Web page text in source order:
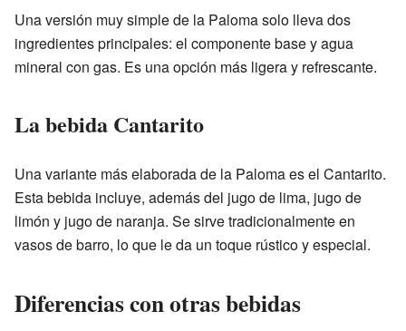
Una versión muy simple de la Paloma solo lleva dos
ingredientes principales: el componente base y agua
mineral con gas. Es una opción más ligera y refrescante.
La bebida Cantarito
Una variante más elaborada de la Paloma es el Cantarito.
Esta bebida incluye, además del jugo de lima, jugo de
limón y jugo de naranja. Se sirve tradicionalmente en
vasos de barro, lo que le da un toque rústico y especial.
Diferencias con otras bebidas